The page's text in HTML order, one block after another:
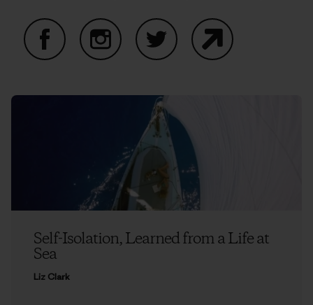
Self-Isolation, Learned from a Life at
Sea
Liz Clark